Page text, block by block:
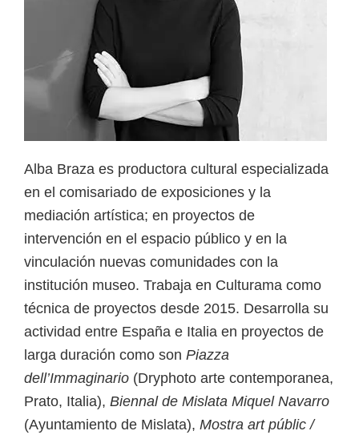
Alba Braza es productora cultural especializada
en el comisariado de exposiciones y la
mediación artística; en proyectos de
intervención en el espacio público y en la
vinculación nuevas comunidades con la
institución museo. Trabaja en Culturama como
técnica de proyectos desde 2015. Desarrolla su
actividad entre España e Italia en proyectos de
larga duración como son Piazza
dell’Immaginario (Dryphoto arte contemporanea,
Prato, Italia), Biennal de Mislata Miquel Navarro
(Ayuntamiento de Mislata), Mostra art públic /